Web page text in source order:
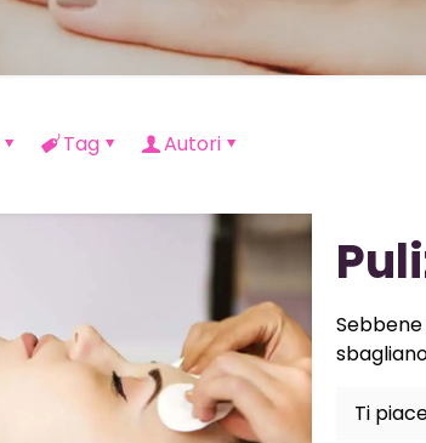
Tag Autori
Ti